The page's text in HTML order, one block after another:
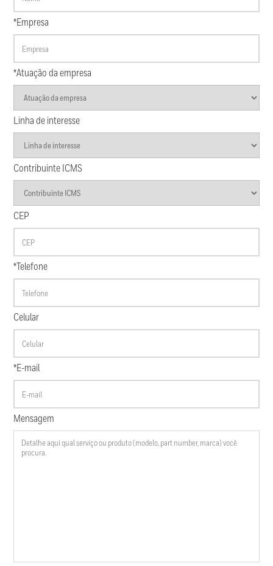
*Empresa
*Atuação da empresa
Linha de interesse
Contribuinte ICMS
CEP
*Telefone
Celular
*E-mail
Mensagem